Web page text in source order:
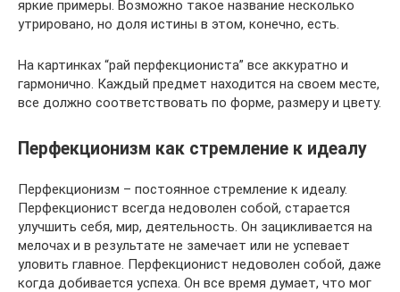
яркие примеры. Возможно такое название несколько
утрировано, но доля истины в этом, конечно, есть.
На картинках “рай перфекциониста” все аккуратно и
гармонично. Каждый предмет находится на своем месте,
все должно соответствовать по форме, размеру и цвету.
Перфекционизм как стремление к идеалу
Перфекционизм – постоянное стремление к идеалу.
Перфекционист всегда недоволен собой, старается
улучшить себя, мир, деятельность. Он зацикливается на
мелочах и в результате не замечает или не успевает
уловить главное. Перфекционист недоволен собой, даже
когда добивается успеха. Он все время думает, что мог